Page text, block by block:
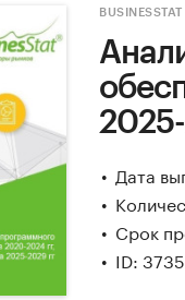
BUSINESSTAT
Дата
Срок
ID: